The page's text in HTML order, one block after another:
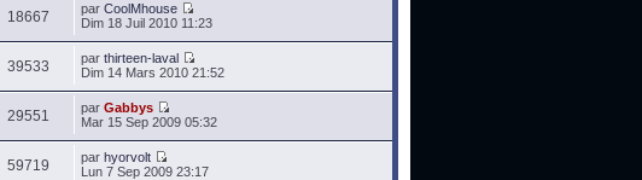
18667 par CoolMhouse
Dim 18 Juil 2010 11:23
39533 par thirteen-laval
Dim 14 Mars 2010 21:52
29551 par Gabbys
Mar 15 Sep 2009 05:32
59719 par hyorvolt
Lun 7 Sep 2009 23:17